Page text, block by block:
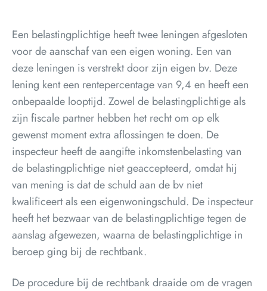
Een belastingplichtige heeft twee leningen afgesloten
voor de aanschaf van een eigen woning. Een van
deze leningen is verstrekt door zijn eigen bv. Deze
lening kent een rentepercentage van 9,4 en heeft een
onbepaalde looptijd. Zowel de belastingplichtige als
zijn fiscale partner hebben het recht om op elk
gewenst moment extra aflossingen te doen. De
inspecteur heeft de aangifte inkomstenbelasting van
de belastingplichtige niet geaccepteerd, omdat hij
van mening is dat de schuld aan de bv niet
kwalificeert als een eigenwoningschuld. De inspecteur
heeft het bezwaar van de belastingplichtige tegen de
aanslag afgewezen, waarna de belastingplichtige in
beroep ging bij de rechtbank.
De procedure bij de rechtbank draaide om de vragen